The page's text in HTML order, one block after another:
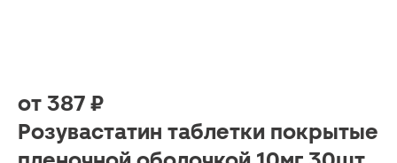
от 387 ₽
Розувастатин таблетки покрытые